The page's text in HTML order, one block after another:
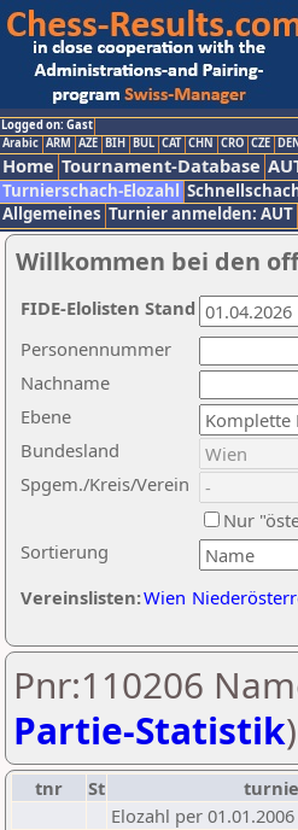
Logged on: Gast
Arabic ARM AZE BIH BUL CAT CHN CRO CZE
Home Tournament-Database
Turnierschach-Elozahl
Allgemeines Turnier anmelden: AUT
Willkommen bei den
Nachname
Ebene
Sortierung
Personennummer
Bundesland
Spgem./Kreis/Verein
Nur
Vereinslisten:Wien
FIDE-Elolisten Stand
Pnr:110206
Partie-Statistik)
tnr St
Elozahl per 01.01.2006